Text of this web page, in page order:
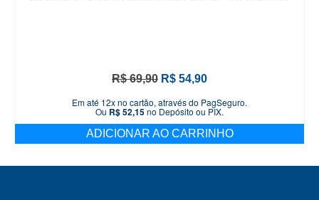
R$69,90 O
original
era:
R$ 69,90.
R$ 54,90O
atual
é:
R$ 54,90.
Em até 12x no cartão, através do PagSeguro.
Ou R$52,15no Depósito ou PIX.
ADICIONAR AO CARRINHO